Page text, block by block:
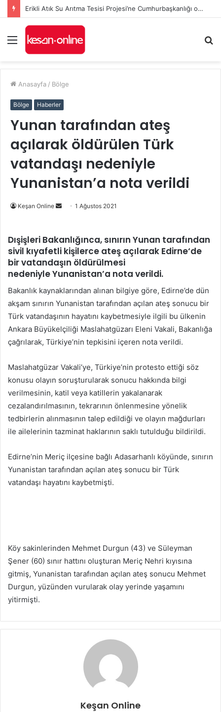
Erikli Atık Su Arıtma Tesisi Projesi’ne Cumhurbaşkanlığı onayı
Menü
...
Anasayfa / Bölge
Bölge Haberler
Yunan tarafından ateş
açılarak öldürülen Türk
vatandaşı nedeniyle
Yunanistan’a nota verildi
Keşan Online
Bir
göndermek
1 Ağustos 2021
Dışişleri Bakanlığınca, sınırın Yunan tarafından
sivil kıyafetli kişilerce ateş açılarak Edirne‘de
bir vatandaşın öldürülmesi
nedeniyleYunanistan’a nota verildi.
Bakanlık kaynaklarından alınan bilgiye göre, Edirne’de dün
akşam sınırın Yunanistan tarafından açılan ateş sonucu bir
Türk vatandaşının hayatını kaybetmesiyle ilgili bu ülkenin
Ankara Büyükelçiliği Maslahatgüzarı Eleni Vakali, Bakanlığa
çağrılarak, Türkiye’nin tepkisini içeren nota verildi.
Maslahatgüzar Vakali’ye, Türkiye’nin protesto ettiği söz
konusu olayın soruşturularak sonucu hakkında bilgi
verilmesinin, katil veya katillerin yakalanarak
cezalandırılmasının, tekrarının önlenmesine yönelik
tedbirlerin alınmasının talep edildiği ve olayın mağdurları
ile ailelerinin tazminat haklarının saklı tutulduğu bildirildi.
Edirne’nin Meriç ilçesine bağlı Adasarhanlı köyünde, sınırın
Yunanistan tarafından açılan ateş sonucu bir Türk
vatandaşı hayatını kaybetmişti.
Köy sakinlerinden Mehmet Durgun (43) ve Süleyman
Şener (60) sınır hattını oluşturan Meriç Nehri kıyısına
gitmiş, Yunanistan tarafından açılan ateş sonucu Mehmet
Durgun, yüzünden vurularak olay yerinde yaşamını
yitirmişti.
Keşan Online